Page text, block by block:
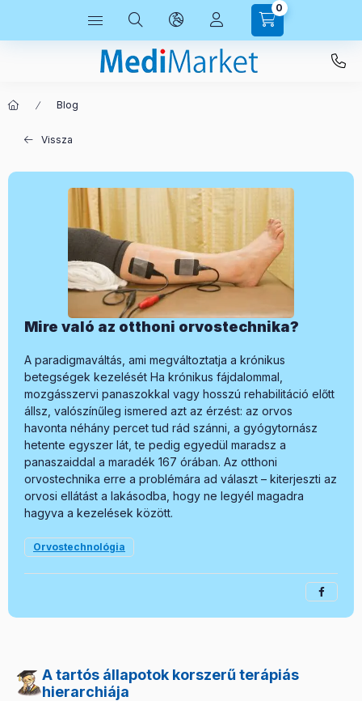
0
Blog
Vissza
Mire való az otthoni orvostechnika?
A paradigmaváltás, ami megváltoztatja a krónikus
betegségek kezelését Ha krónikus fájdalommal,
mozgásszervi panaszokkal vagy hosszú rehabilitáció előtt
állsz, valószínűleg ismered azt az érzést: az orvos
havonta néhány percet tud rád szánni, a gyógytornász
hetente egyszer lát, te pedig egyedül maradsz a
panaszaiddal a maradék 167 órában. Az otthoni
orvostechnika erre a problémára ad választ – kiterjeszti az
orvosi ellátást a lakásodba, hogy ne legyél magadra
hagyva a kezelések között.
Orvostechnológia
A tartós állapotok korszerű terápiás
hierarchiája